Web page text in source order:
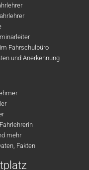
Fahrschulbüro
und Anerkennung
mehr
Fakten